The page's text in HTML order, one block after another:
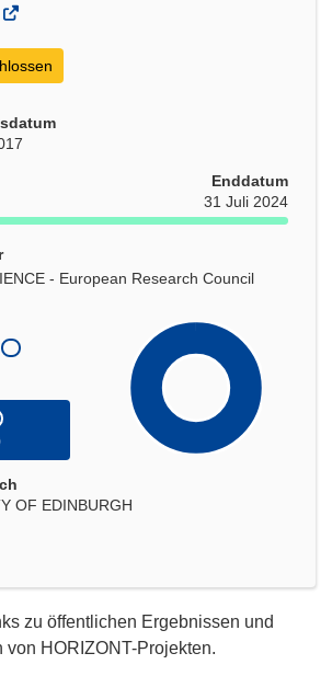
Enddatum
31 Juli 2024
- European Research Council
OF EDINBURGH
zu öffentlichen Ergebnissen und
von HORIZONT-Projekten.